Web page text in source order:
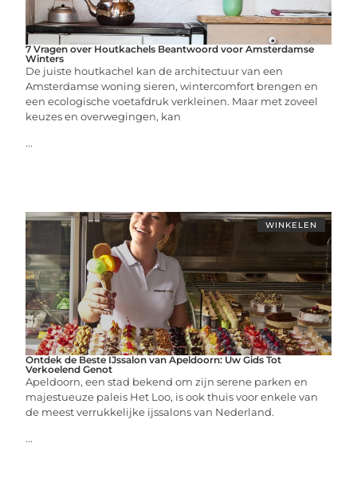
7 Vragen over Houtkachels Beantwoord voor Amsterdamse
Winters
De juiste houtkachel kan de architectuur van een
Amsterdamse woning sieren, wintercomfort brengen en
een ecologische voetafdruk verkleinen. Maar met zoveel
keuzes en overwegingen, kan
...
WINKELEN
Ontdek de Beste IJssalon van Apeldoorn: Uw Gids Tot
Verkoelend Genot
Apeldoorn, een stad bekend om zijn serene parken en
majestueuze paleis Het Loo, is ook thuis voor enkele van
de meest verrukkelijke ijssalons van Nederland.
...